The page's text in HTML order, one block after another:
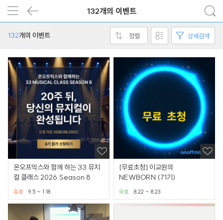
132개의 이벤트
132개의 이벤트 정렬 상세검색
온오프믹스와 함께 하는 33 뮤지
컬 클래스 2026 Season 8
9.5 ~ 1.18
유료
[무료초청] 이교원의
NEWBORN (71기)
8.22 ~ 8.23
무료